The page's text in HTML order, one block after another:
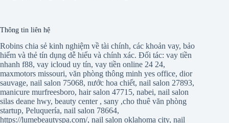
Thông tin liên hệ
Robins chia sẻ kinh nghiệm về tài chính, các khoản vay, bảo
hiểm và thẻ tín dụng dễ hiểu và chính xác. Đối tác: vay tiền
nhanh f88, vay icloud uy tín, vay tiền online 24 24,
maxmotors missouri, văn phòng thông minh yes office, dior
sauvage, nail salon 75068, nước hoa chiết, nail salon 27893,
manicure murfreesboro, hair salon 47715, nabei, nail salon
silas deane hwy, beauty center, sany ,cho thuê văn phòng
startup, Peluquería, nail salon 78664,
https://lumebeautyspa.com/, nail salon oklahoma city, nail